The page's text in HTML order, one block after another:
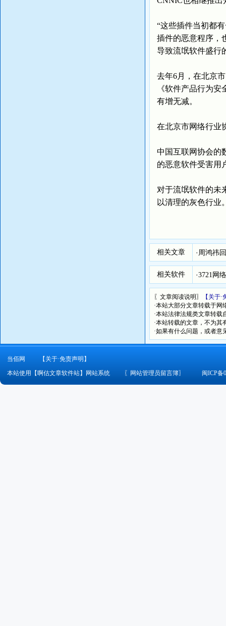
“这些插件当初都
插件的恶意程序，
导致流氓软件盛行
去年6月，在北京
《软件产品行为
有增无减。
在北京市网络行业
中国互联网协会的
的恶意软件受害用
对于流氓软件的未
以清理的灰色行业
相关文章 · 周鸿祎
相关软件 ·3721网
〖文章阅读说明〗
【关于
·本站大部分文章转载于
·本站法律法规类文章转
·本站转载的文章，不为
·如果有什么问题，或者意
当佰网
【关于·免责声明】
本站使用【啊估文章软件站】网站系统
〖 网站管理员留言簿〗 闽ICP备